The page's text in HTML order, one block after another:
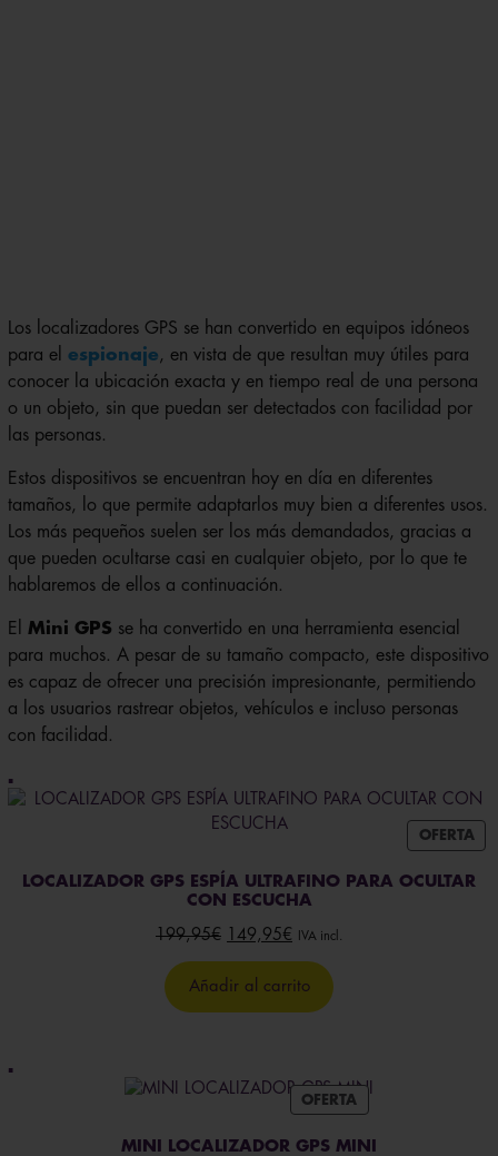
Los localizadores GPS se han convertido en equipos idóneos
para el espionaje, en vista de que resultan muy útiles para
conocer la ubicación exacta y en tiempo real de una persona
o un objeto, sin que puedan ser detectados con facilidad por
las personas.
Estos dispositivos se encuentran hoy en día en diferentes
tamaños, lo que permite adaptarlos muy bien a diferentes usos.
Los más pequeños suelen ser los más demandados, gracias a
que pueden ocultarse casi en cualquier objeto, por lo que te
hablaremos de ellos a continuación.
El Mini GPS se ha convertido en una herramienta esencial
para muchos. A pesar de su tamaño compacto, este dispositivo
es capaz de ofrecer una precisión impresionante, permitiendo
a los usuarios rastrear objetos, vehículos e incluso personas
con facilidad.
OFERTA
EN
LOCALIZADOR GPS ESPÍA ULTRAFINO PARA OCULTAR
CON ESCUCHA
199,95€
El
precio
original
149,95€ El
precio
actual
IVA incl.
Añadir al carrito
OFERTA
OFERTA
MINI LOCALIZADOR GPS MINI